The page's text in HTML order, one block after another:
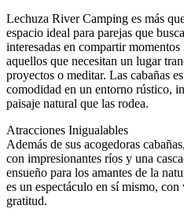
Lechuza River Camping es más
espacio ideal para parejas que
interesadas en compartir
aquellos que necesitan un lugar
proyectos o meditar. Las cabañas
comodidad en un entorno rústico,
paisaje natural que las rodea.
Atracciones Inigualables
Además de sus acogedoras
con impresionantes ríos y una
ensueño para los amantes de la
es un espectáculo en sí mismo,
gratitud.